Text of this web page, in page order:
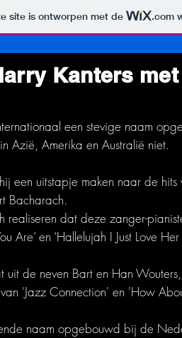
site is ontworpen met de .com
Kanters
een stevige naam
Azië, Amerika en Australië niet.
een uitstapje maken naar de
Bacharach.
dat deze zanger-
Are’ en ‘Hallelujah I Just Love
uit de neven Bart en Han
'Jazz Connection' en 'How
naam opgebouwd bij de